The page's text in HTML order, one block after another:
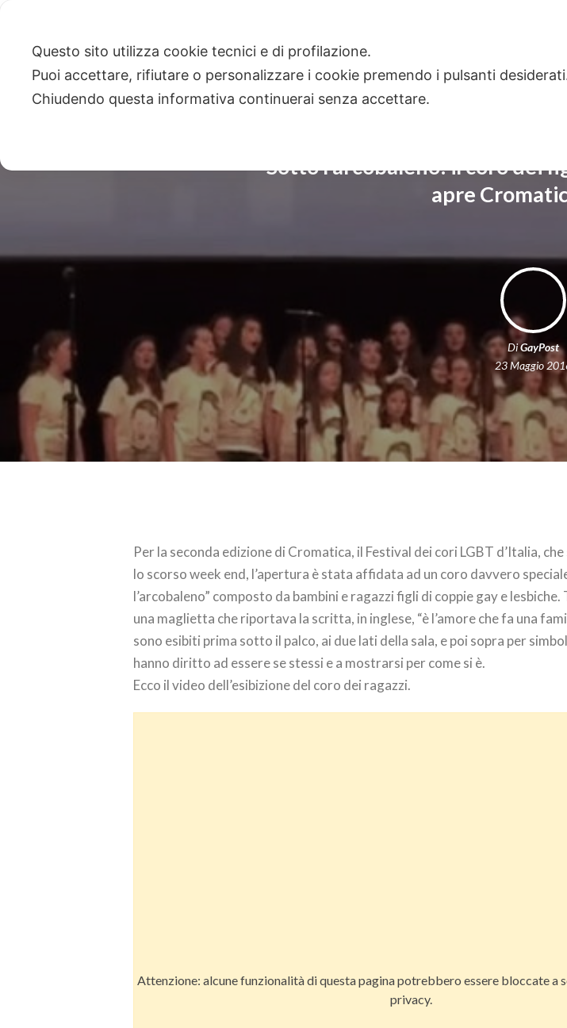
Sotto l’arcobaleno: il coro dei
apre
DiGayPost
23 Maggio
Per la seconda edizione di Cromatica, il Festival dei cori LGBT d’Italia,
lo scorso week end, l’apertura è stata affidata ad un coro davvero
l’arcobaleno” composto da bambini e ragazzi figli di coppie gay e
una maglietta che riportava la scritta, in inglese, “è l’amore che fa una
sono esibiti prima sotto il palco, ai due lati della sala, e poi sopra per
hanno diritto ad essere se stessi e a mostrarsi per come si è.
Ecco il video dell’esibizione del coro dei ragazzi.
Attenzione: alcune funzionalità di questa pagina potrebbero essere bloccate a
privacy.
Questo sito utilizza cookie tecnici e di profilazione.
Puoi accettare, rifiutare o personalizzare i cookie premendo i pulsanti
Chiudendo questa informativa continuerai senza accettare.